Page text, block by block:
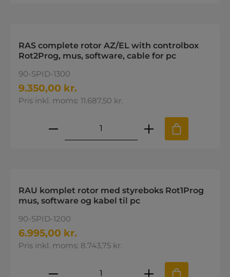
RAS complete rotor AZ/EL with controlbox
Rot2Prog, mus, software, cable for pc
90-SPID-1300
9.350,00 kr.
Pris inkl. moms: 11.687,50 kr.
Produktmængde: Indtast den
RAU komplet rotor med styreboks Rot1Prog
mus, software og kabel til pc
90-SPID-1200
6.995,00 kr.
Pris inkl. moms: 8.743,75 kr.
Produktmængde: Indtast den